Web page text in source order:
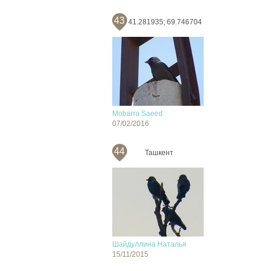
43 41.281935; 69.746704
Mobarra Saeed
07/02/2016
44 Ташкент
Шайдуллина Наталья
15/11/2015